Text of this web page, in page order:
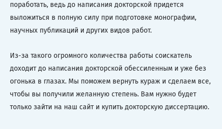
поработать, ведь до написания докторской придется
выложиться в полную силу при подготовке монографии,
научных публикаций и других видов работ.
Из-за такого огромного количества работы соискатель
доходит до написания докторской обессиленным и уже без
огонька в глазах. Мы поможем вернуть кураж и сделаем все,
чтобы вы получили желанную степень. Вам нужно будет
только зайти на наш сайт и купить докторскую диссертацию.